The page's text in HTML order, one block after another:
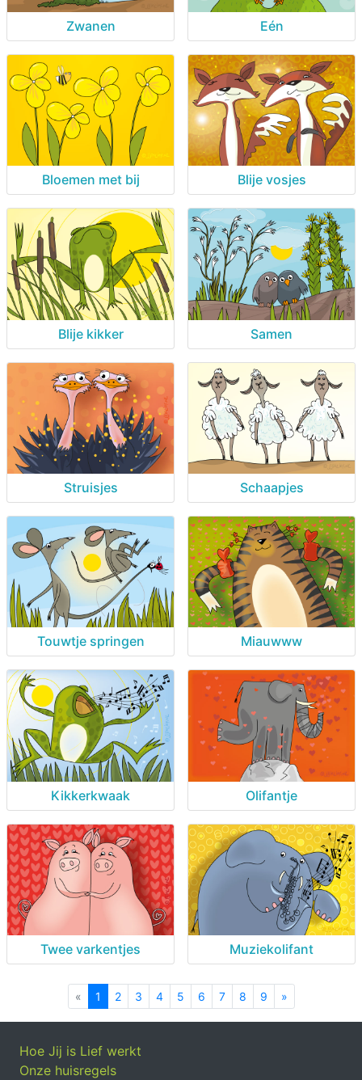
Zwanen Eén
Bloemen met bij Blije vosjes
Blije kikker Samen
Struisjes Schaapjes
Touwtje springen Miauwww
Kikkerkwaak Olifantje
Twee varkentjes Muziekolifant
« Previous
1 2 3 4 5 6 7 8 9 »
Hoe Jij is Lief werkt
Onze huisregels